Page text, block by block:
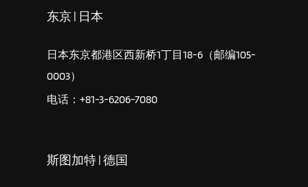
东京 | 日本
日本东京都港区西新桥1丁目18-6（邮编105-
0003）
电话：+81-3-6206-7080
斯图加特 | 德国